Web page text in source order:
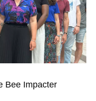
Bee Impacter